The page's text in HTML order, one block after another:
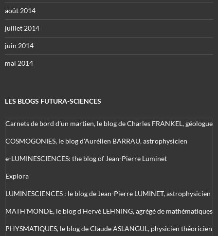
août 2014
juillet 2014
juin 2014
mai 2014
LES BLOGS FUTURA-SCIENCES
Carnets de bord d’un martien, le blog de Charles FRANKEL, géologue
COSMOGONIES, le blog d'Aurélien BARRAU, astrophysicien
e-LUMINESCIENCES: the blog of Jean-Pierre Luminet
Explora
LUMINESCIENCES : le blog de Jean-Pierre LUMINET, astrophysicien
MATH'MONDE, le blog d'Hervé LEHNING, agrégé de mathématiques
PHYSMATIQUES, le blog de Claude ASLANGUL, physicien théoricien